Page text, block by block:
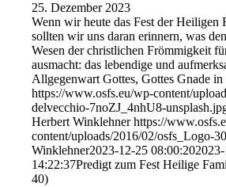
25. Dezember 2023
Wenn wir heute das Fest der Heiligen
sollten wir uns daran erinnern, was
Wesen der christlichen Frömmigkeit
ausmacht: das lebendige und
Allgegenwart Gottes, Gottes Gnade in
https://www.osfs.eu/wp-content/
delvecchio-7noZJ_4nhU8-
Herbert Winklehner https://
content/uploads/2016/02/osfs_Logo-
Winklehner2023-12-25 08:00:20
14:22:37Predigt zum Fest Heilige
40)